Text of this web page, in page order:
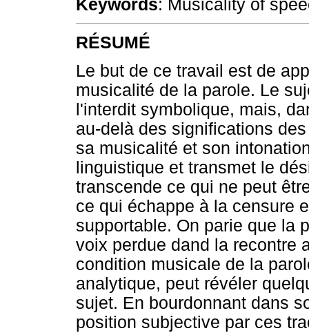
Keywords: Musicality of
RÉSUMÉ
Le but de ce travail est de
musicalité de la parole. Le
l'interdit symbolique, mais,
au-delà des significations
sa musicalité et son
linguistique et transmet le
transcende ce qui ne peut
ce qui échappe à la censure
supportable. On parie que la
voix perdue dand la recontre
condition musicale de la
analytique, peut révéler
sujet. En bourdonnant dans
position subjective par ces